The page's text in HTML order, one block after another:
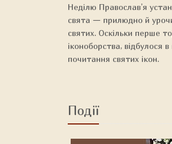
Неділю Православ’я
свята — прилюдно й
святих. Оскільки перше
іконоборства, відбулося
почитання святих ікон.
Події